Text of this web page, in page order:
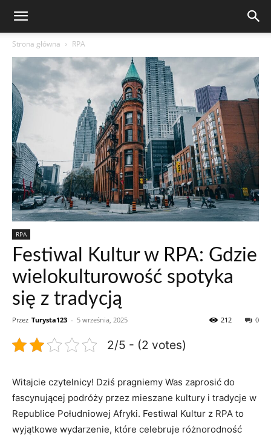
Strona główna RPA
RPA
Festiwal Kultur w RPA: Gdzie
wielokulturowość spotyka
się z tradycją
Przez Turysta123 - 5 września, 2025 0
212
2/5 - (2 votes)
Witajcie czytelnicy! ⁣Dziś pragniemy Was zaprosić do‌
fascynującej podróży przez mieszane kultury i ⁣tradycje ⁤w
Republice ‍Południowej Afryki. Festiwal Kultur z RPA to
wyjątkowe wydarzenie, które‌ celebruje⁣ różnorodność